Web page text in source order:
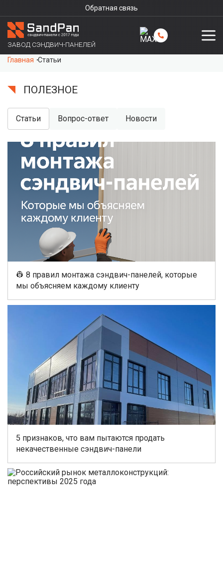
ЗАВОД СЭНДВИЧ-ПАНЕЛЕЙ
Обратная связь
Главная Статьи
ПОЛЕЗНОЕ
Статьи Вопрос-ответ Новости
👷 8 правил монтажа сэндвич-панелей, которые
мы объясняем каждому клиенту
5 признаков, что вам пытаются продать
некачественные сэндвич-панели